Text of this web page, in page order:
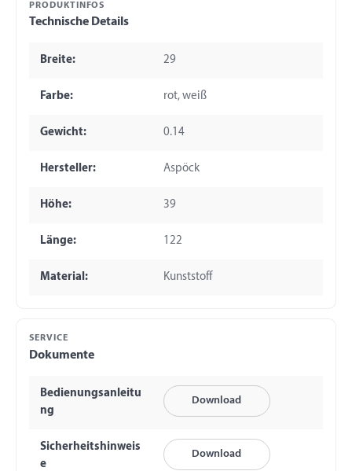
PRODUKTINFOS
Technische Details
Breite: 29
Farbe: rot, weiß
Gewicht: 0.14
Hersteller: Aspöck
Höhe: 39
Länge: 122
Material: Kunststoff
SERVICE
Dokumente
Bedienungsanleitu
ng
Download
Sicherheitshinweis
e
Download